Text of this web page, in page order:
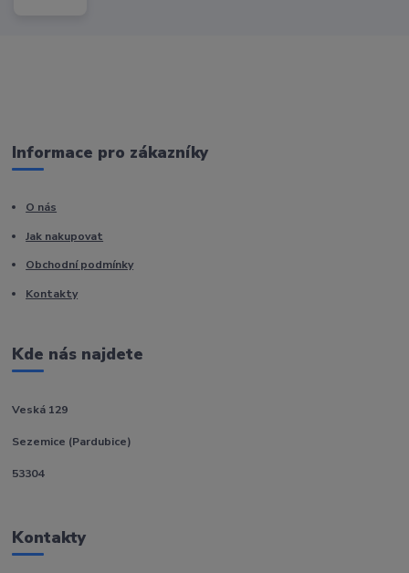
Informace pro zákazníky
O nás
Jak nakupovat
Obchodní podmínky
Kontakty
Kde nás najdete
Veská 129
Sezemice (Pardubice)
53304
Kontakty